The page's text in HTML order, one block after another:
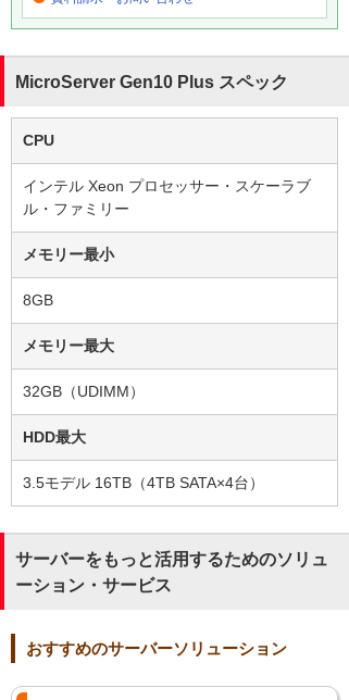
MicroServer Gen10 Plus スペック
CPU
インテル Xeon プロセッサー・スケーラブ
ル・ファミリー
メモリー最小
8GB
メモリー最大
32GB（UDIMM）
HDD最大
3.5モデル 16TB（4TB SATA×4台）
サーバーをもっと活用するためのソリュ
ーション・サービス
おすすめのサーバーソリューション